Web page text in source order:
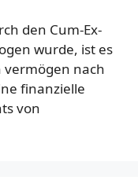
den Cum-Ex-
wurde, ist es
vermögen nach
finanzielle
von